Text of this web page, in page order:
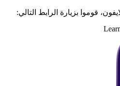
قوموا بزيارة الرابط التالي: